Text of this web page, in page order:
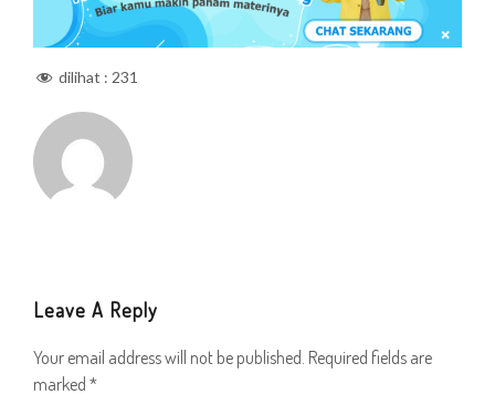
dilihat : 231
Leave A Reply
Your email address will not be published. Required fields are
marked *